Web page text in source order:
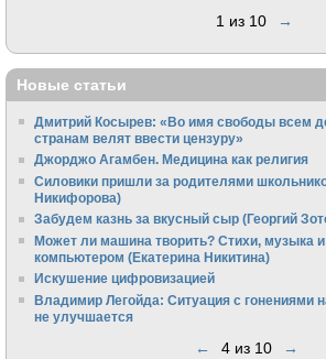
1 из 10 →
Новые статьи
Дмитрий Косырев: «Во имя свободы всем
странам велят ввести цензуру»
Джорджо Агамбен. Медицина как религия
Силовики пришли за родителями
Никифорова)
Забудем казнь за вкусный сыр (Георгий
Может ли машина творить? Стихи, музыка
компьютером (Екатерина Никитина)
Искушение цифровизацией
Владимир Легойда: Ситуация с гонениями
не улучшается
← 4 из 10 →